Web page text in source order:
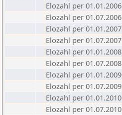
Elozahl per 01.01.2006
Elozahl per 01.07.2006
Elozahl per 01.01.2007
Elozahl per 01.07.2007
Elozahl per 01.01.2008
Elozahl per 01.07.2008
Elozahl per 01.01.2009
Elozahl per 01.07.2009
Elozahl per 01.01.2010
Elozahl per 01.07.2010